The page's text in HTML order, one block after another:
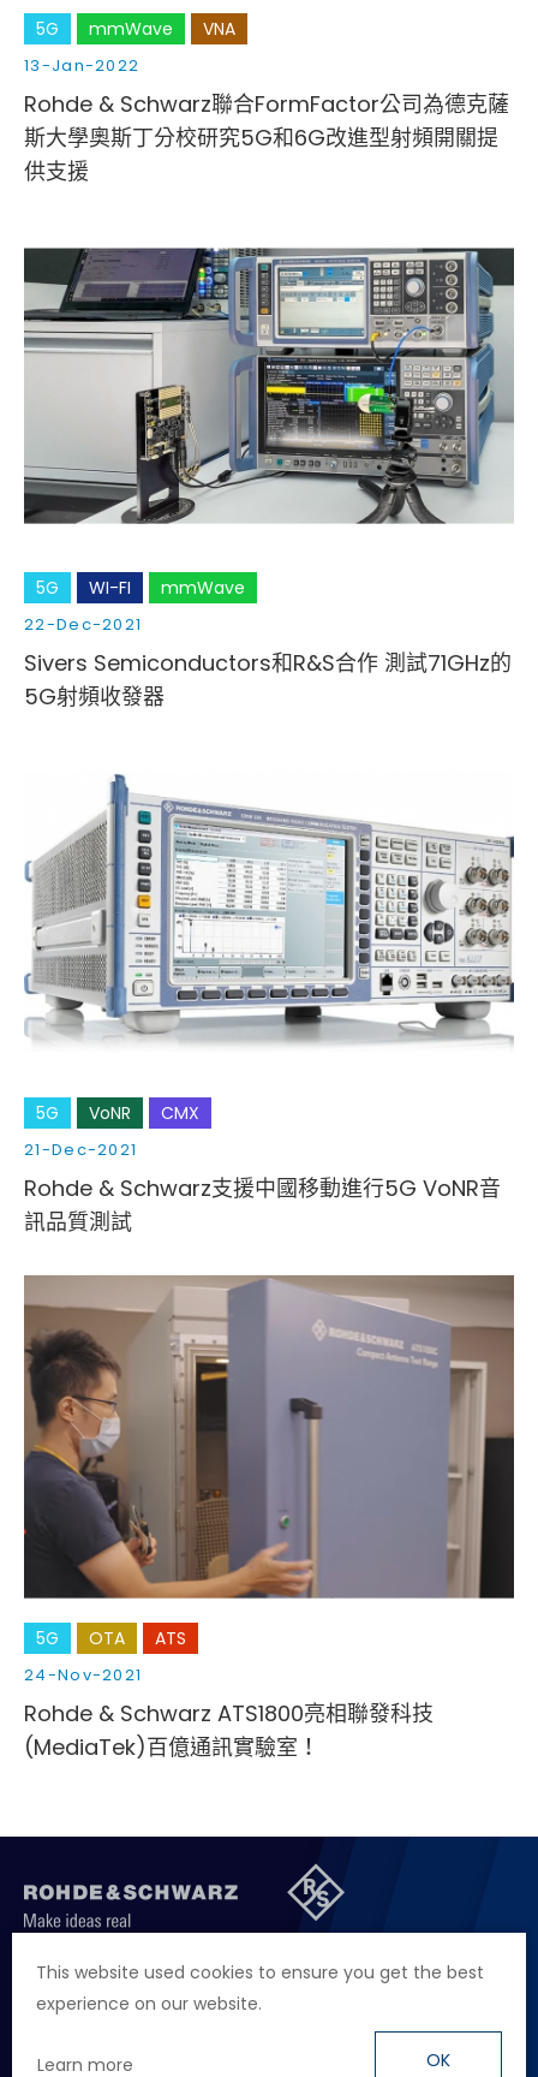
This website used cookies to ensure you get the best
experience on our website.
Learn more OK
5G mmWave VNA
13-Jan-2022
Rohde & Schwarz聯合FormFactor公司為德克薩
斯大學奧斯丁分校研究5G和6G改進型射頻開關提
供支援
5G WI-FI mmWave
22-Dec-2021
Sivers Semiconductors和R&S合作 測試71GHz的
5G射頻收發器
5G VoNR CMX
21-Dec-2021
Rohde & Schwarz支援中國移動進行5G VoNR音
訊品質測試
5G OTA ATS
24-Nov-2021
Rohde & Schwarz ATS1800亮相聯發科技
(MediaTek)百億通訊實驗室！
聯絡我們 徵才資訊 隱私權政策 網站聲明
地址
台北市114內湖區堤頂大道二段89號4樓
信箱
marketing.taiwan@rohde-schwarz.com